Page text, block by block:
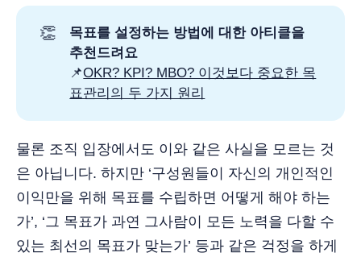
👏
목표를 설정하는 방법에 대한 아티클을
추천드려요
📌OKR? KPI? MBO? 이것보다 중요한 목
표관리의 두 가지 원리
물론 조직 입장에서도 이와 같은 사실을 모르는 것
은 아닙니다. 하지만 ‘구성원들이 자신의 개인적인
이익만을 위해 목표를 수립하면 어떻게 해야 하는
가’, ‘그 목표가 과연 그사람이 모든 노력을 다할 수
있는 최선의 목표가 맞는가’ 등과 같은 걱정을 하게